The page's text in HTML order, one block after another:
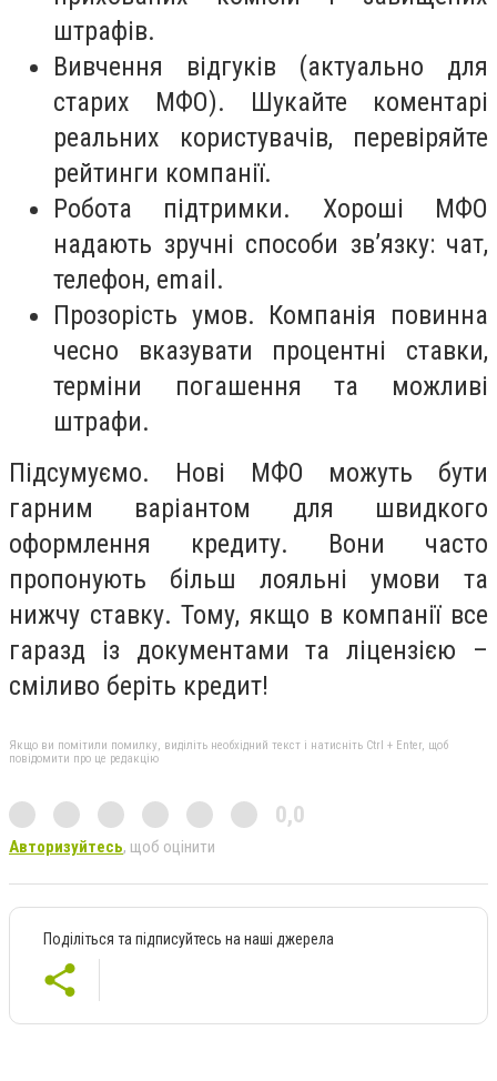
штрафів.
Вивчення відгуків (актуально для
старих МФО). Шукайте коментарі
реальних користувачів, перевіряйте
рейтинги компанії.
Робота підтримки. Хороші МФО
надають зручні способи зв’язку: чат,
телефон, email.
Прозорість умов. Компанія повинна
чесно вказувати процентні ставки,
терміни погашення та можливі
штрафи.
Підсумуємо. Нові МФО можуть бути
гарним варіантом для швидкого
оформлення кредиту. Вони часто
пропонують більш лояльні умови та
нижчу ставку. Тому, якщо в компанії все
гаразд із документами та ліцензією –
сміливо беріть кредит!
Якщо ви помітили помилку, виділіть необхідний текст і натисніть Ctrl + Enter, щоб
повідомити про це редакцію
0,0
Авторизуйтесь, щоб оцінити
Поділіться та підписуйтесь на наші джерела